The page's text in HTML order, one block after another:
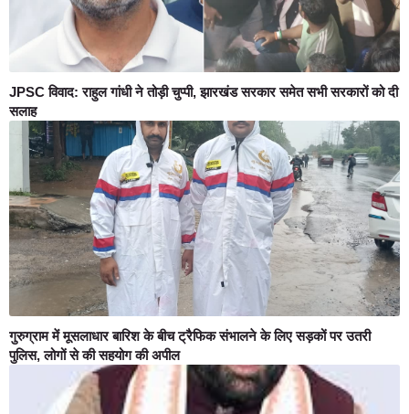
JPSC विवाद: राहुल गांधी ने तोड़ी चुप्पी, झारखंड सरकार समेत सभी सरकारों को दी
सलाह
गुरुग्राम में मूसलाधार बारिश के बीच ट्रैफिक संभालने के लिए सड़कों पर उतरी
पुलिस, लोगों से की सहयोग की अपील